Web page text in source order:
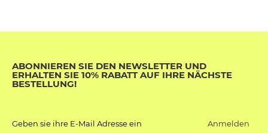
ABONNIEREN SIE DEN NEWSLETTER UND
ERHALTEN SIE 10% RABATT AUF IHRE NÄCHSTE
BESTELLUNG!
Geben sie ihre E-Mail Adresse ein Anmelden